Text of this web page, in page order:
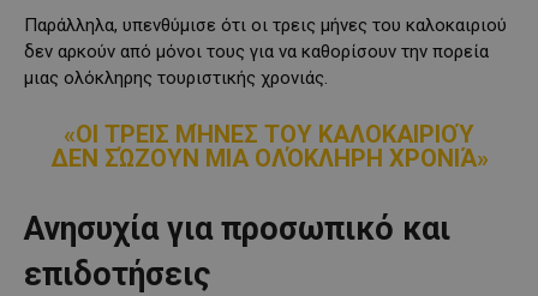
Παράλληλα, υπενθύμισε ότι οι τρεις μήνες του καλοκαιριού
δεν αρκούν από μόνοι τους για να καθορίσουν την πορεία
μιας ολόκληρης τουριστικής χρονιάς.
«ΟΙ ΤΡΕΙΣ ΜΉΝΕΣ ΤΟΥ ΚΑΛΟΚΑΙΡΙΟΎ
ΔΕΝ ΣΏΖΟΥΝ ΜΙΑ ΟΛΌΚΛΗΡΗ ΧΡΟΝΙΆ»
Ανησυχία για προσωπικό και
επιδοτήσεις